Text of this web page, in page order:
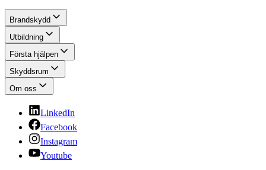
Brandskydd
Utbildning
Första hjälpen
Skyddsrum
Om oss
LinkedIn
Facebook
Instagram
Youtube